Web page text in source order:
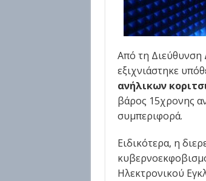
Από τη Διεύθυνση
εξιχνιάστηκε
ανήλικων
βάρος 15χρονης
συμπεριφορά.
Ειδικότερα, η
Ηλεκτρονικού